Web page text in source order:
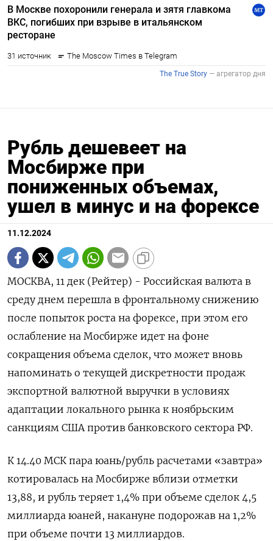
Рубль дешевеет на
Мосбирже при
пониженных объемах,
ушел в минус и на форексе
11.12.2024
МОСКВА, 11 дек (Рейтер) - Российская валюта в
среду днем перешла в фронтальному снижению
после попыток роста на форексе, при этом его
ослабление на Мосбирже идет на фоне
сокращения объема сделок, что может вновь
напоминать о текущей дискретности продаж
экспортной валютной выручки в условиях
адаптации локального рынка к ноябрьским
санкциям США против банковского сектора РФ.
К 14.40 МСК пара юань/рубль расчетами «завтра»
котировалась на Мосбирже вблизи отметки
13,88, и рубль теряет 1,4% при объеме сделок 4,5
миллиарда юаней, накануне подорожав на 1,2%
при объеме почти 13 миллиардов.